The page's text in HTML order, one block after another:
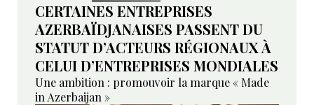
CERTAINES ENTREPRISES
AZERBAÏDJANAISES PASSENT DU
STATUT D’ACTEURS RÉGIONAUX À
CELUI D’ENTREPRISES MONDIALES
Une ambition : promouvoir la marque « Made
in Azerbaijan »